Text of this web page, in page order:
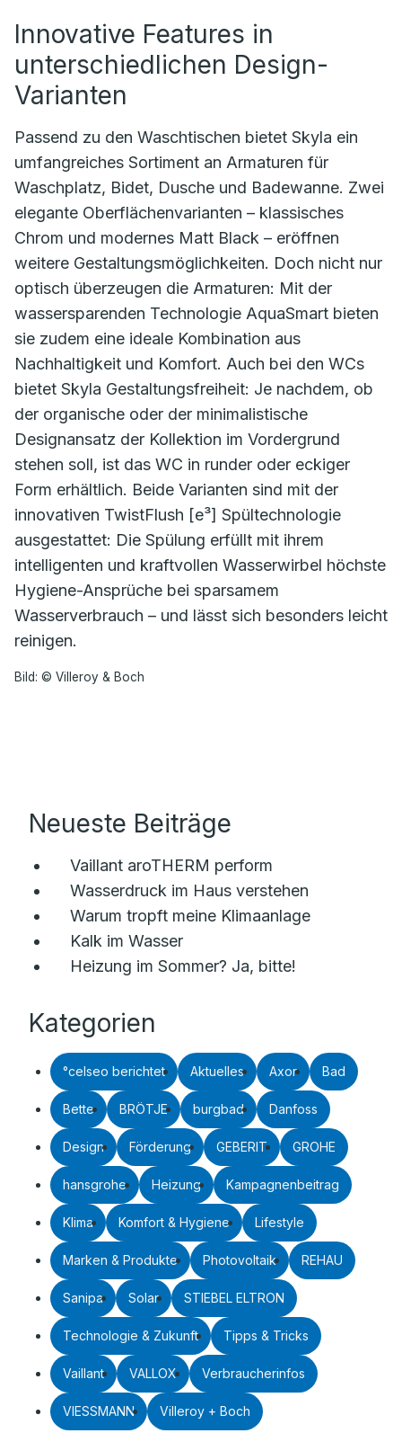
Innovative Features in
unterschiedlichen Design-
Varianten
Passend zu den Waschtischen bietet Skyla ein
umfangreiches Sortiment an Armaturen für
Waschplatz, Bidet, Dusche und Badewanne. Zwei
elegante Oberflächenvarianten – klassisches
Chrom und modernes Matt Black – eröffnen
weitere Gestaltungsmöglichkeiten. Doch nicht nur
optisch überzeugen die Armaturen: Mit der
wassersparenden Technologie AquaSmart bieten
sie zudem eine ideale Kombination aus
Nachhaltigkeit und Komfort. Auch bei den WCs
bietet Skyla Gestaltungsfreiheit: Je nachdem, ob
der organische oder der minimalistische
Designansatz der Kollektion im Vordergrund
stehen soll, ist das WC in runder oder eckiger
Form erhältlich. Beide Varianten sind mit der
innovativen TwistFlush [e³] Spültechnologie
ausgestattet: Die Spülung erfüllt mit ihrem
intelligenten und kraftvollen Wasserwirbel höchste
Hygiene-Ansprüche bei sparsamem
Wasserverbrauch – und lässt sich besonders leicht
reinigen.
Bild: © Villeroy & Boch
Neueste Beiträge
Vaillant aroTHERM perform
Wasserdruck im Haus verstehen
Warum tropft meine Klimaanlage
Kalk im Wasser
Heizung im Sommer? Ja, bitte!
Kategorien
°celseo berichtet Aktuelles Axor Bad
Bette BRÖTJE burgbad Danfoss
Design Förderung GEBERIT GROHE
hansgrohe Heizung Kampagnenbeitrag
Klima Komfort & Hygiene Lifestyle
Marken & Produkte Photovoltaik REHAU
Sanipa Solar STIEBEL ELTRON
Technologie & Zukunft Tipps & Tricks
Vaillant VALLOX Verbraucherinfos
VIESSMANN Villeroy + Boch